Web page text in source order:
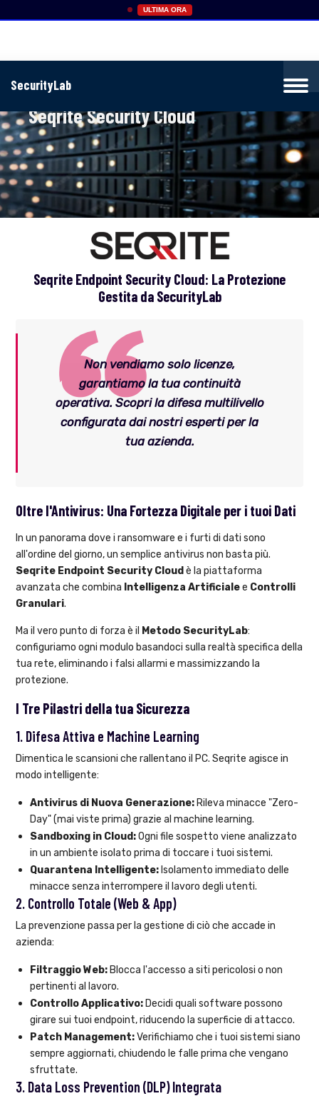
ULTIMA ORA
SecurityLab
Seqrite Security Cloud
Seqrite Endpoint Security Cloud: La Protezione
Gestita da SecurityLab
Non vendiamo solo licenze,
garantiamo la tua continuità
operativa. Scopri la difesa multilivello
configurata dai nostri esperti per la
tua azienda.
Oltre l'Antivirus: Una Fortezza Digitale per i tuoi Dati
In un panorama dove i ransomware e i furti di dati sono
all'ordine del giorno, un semplice antivirus non basta più.
Seqrite Endpoint Security Cloud è la piattaforma
avanzata che combina Intelligenza Artificialee Controlli
Granulari.
Ma il vero punto di forza è il Metodo SecurityLab:
configuriamo ogni modulo basandoci sulla realtà specifica della
tua rete, eliminando i falsi allarmi e massimizzando la
protezione.
I Tre Pilastri della tua Sicurezza
1. Difesa Attiva e Machine Learning
Dimentica le scansioni che rallentano il PC. Seqrite agisce in
modo intelligente:
Antivirus di Nuova Generazione: Rileva minacce "Zero-
Day" (mai viste prima) grazie al machine learning.
Sandboxing in Cloud:Ogni file sospetto viene analizzato
in un ambiente isolato prima di toccare i tuoi sistemi.
Quarantena Intelligente: Isolamento immediato delle
minacce senza interrompere il lavoro degli utenti.
2. Controllo Totale (Web & App)
La prevenzione passa per la gestione di ciò che accade in
azienda:
Filtraggio Web: Blocca l'accesso a siti pericolosi o non
pertinenti al lavoro.
Controllo Applicativo: Decidi quali software possono
girare sui tuoi endpoint, riducendo la superficie di attacco.
Patch Management:Verifichiamo che i tuoi sistemi siano
sempre aggiornati, chiudendo le falle prima che vengano
sfruttate.
3. Data Loss Prevention (DLP) Integrata